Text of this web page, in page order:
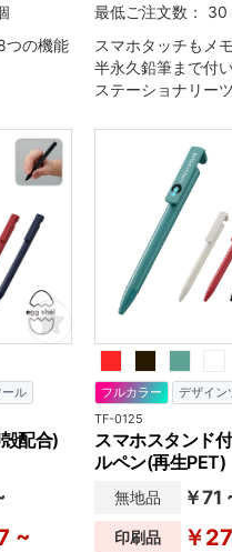
つの機能
最低ご注文数： 30
スマホタッチもメ
半永久鉛筆まで付
ステーショナリー
ル
配合)
~
フルカラー デザイン
TF-0125
スマホスタンド
ルペン(再生PET)
無地品 ￥71
印刷品 ￥